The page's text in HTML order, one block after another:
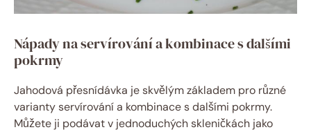
Nápady na servírování a kombinace s dalšími
pokrmy
Jahodová přesnídávka je skvělým základem pro různé
varianty servírování a kombinace s dalšími pokrmy.
Můžete ji podávat v jednoduchých skleničkách jako